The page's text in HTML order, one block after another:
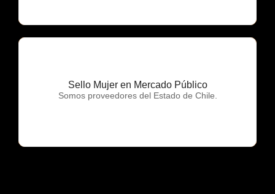
Sello Mujer en Mercado Público
Somos proveedores del Estado de Chile.
OTP Servicios